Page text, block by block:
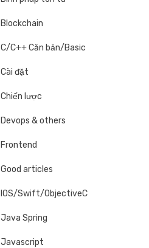
Blockchain
C/C++ Căn bản/Basic
Cài đặt
Chiến lược
Devops & others
Frontend
Good articles
IOS/Swift/ObjectiveC
Java Spring
Javascript